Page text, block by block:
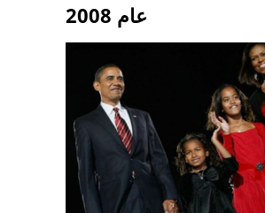
عام 2008